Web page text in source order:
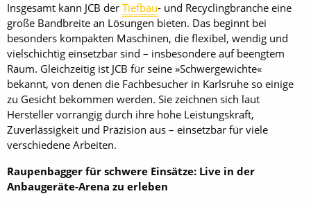
Insgesamt kann JCB der Tiefbau- und Recyclingbranche eine
große Bandbreite an Lösungen bieten. Das beginnt bei
besonders kompakten Maschinen, die flexibel, wendig und
vielschichtig einsetzbar sind – insbesondere auf beengtem
Raum. Gleichzeitig ist JCB für seine »Schwergewichte«
bekannt, von denen die Fachbesucher in Karlsruhe so einige
zu Gesicht bekommen werden. Sie zeichnen sich laut
Hersteller vorrangig durch ihre hohe Leistungskraft,
Zuverlässigkeit und Präzision aus – einsetzbar für viele
verschiedene Arbeiten.
Raupenbagger für schwere Einsätze: Live in der
Anbaugeräte-Arena zu erleben